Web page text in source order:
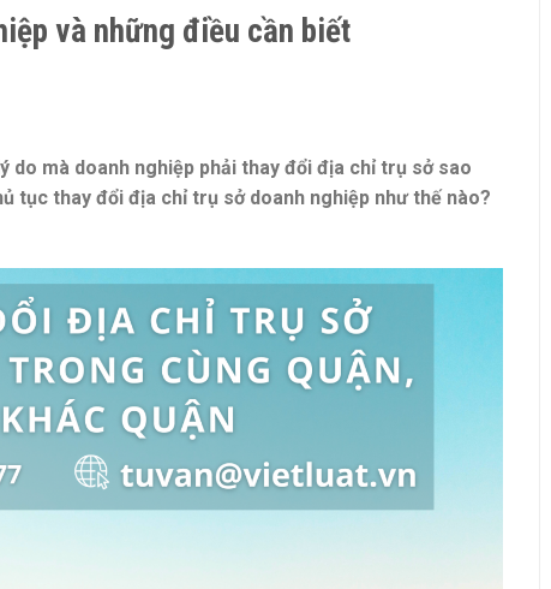
và những điều cần biết
mà doanh nghiệp phải thay đổi địa chỉ trụ sở sao
tục thay đổi địa chỉ trụ sở doanh nghiệp như thế nào?